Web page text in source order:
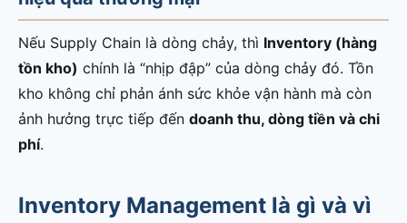
Nếu Supply Chain là dòng chảy, thì Inventory (hàng
tồn kho) chính là “nhịp đập” của dòng chảy đó. Tồn
kho không chỉ phản ánh sức khỏe vận hành mà còn
ảnh hưởng trực tiếp đến doanh thu, dòng tiền và chi
phí.
Inventory Management là gì và vì